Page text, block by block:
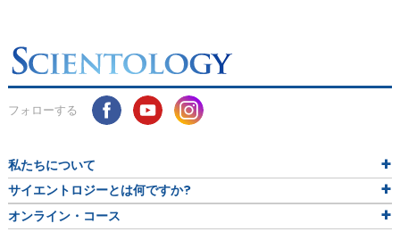
フォローする
私たちについて
サイエントロジーとは何ですか?
オンライン・コース